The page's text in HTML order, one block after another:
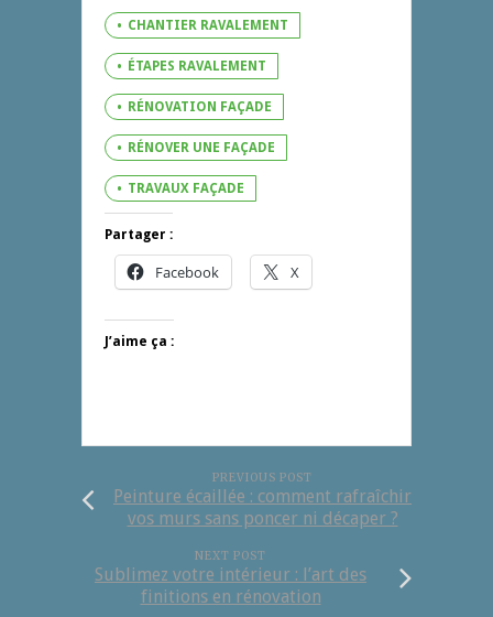
CHANTIER RAVALEMENT
ÉTAPES RAVALEMENT
RÉNOVATION FAÇADE
RÉNOVER UNE FAÇADE
TRAVAUX FAÇADE
Partager :
Facebook X
J’aime ça :
PREVIOUS POST
Peinture écaillée : comment rafraîchir
vos murs sans poncer ni décaper ?
NEXT POST
Sublimez votre intérieur : l’art des
finitions en rénovation